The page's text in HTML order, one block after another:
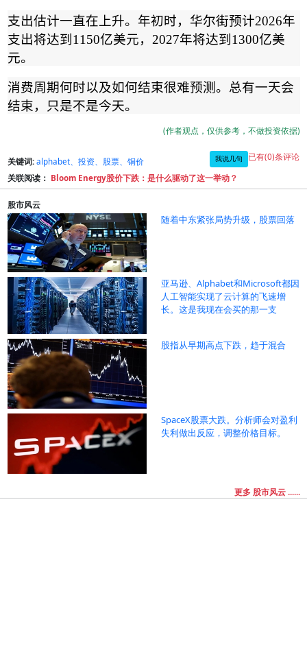
支出估计一直在上升。年初时，华尔街预计2026年
支出将达到 1150亿美元， 2027年将达到 1300亿美
元。
消费周期何时以及如何结束很难预测。总有一天会
结束，只是不是今天。
(作者观点，仅供参考，不做投资依据)
关键词: alphabet、投资、股票、铜价 我说几句 已有(0)条评论
关联阅读： Bloom Energy股价下跌：是什么驱动了这一举动？
股市风云
随着中东紧张局势升级，股票回落
亚马逊、Alphabet和Microsoft都因
人工智能实现了云计算的飞速增
长。这是我现在会买的那一支
股指从早期高点下跌，趋于混合
SpaceX股票大跌。分析师会对盈利
失利做出反应，调整价格目标。
更多 股市风云 ......